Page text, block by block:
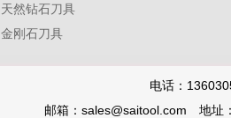
天然钻石刀具
金刚石刀具
电话：
邮箱：sales@saitool.com 地址